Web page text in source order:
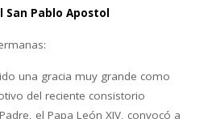
San Pablo Apostol
una gracia muy grande como
del reciente consistorio
el Papa León XIV, convocó a